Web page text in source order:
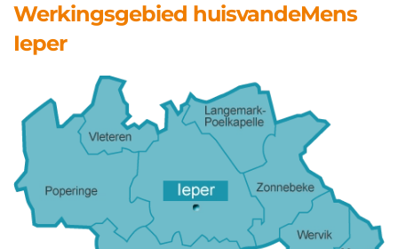
Werkingsgebied huisvandeMens
Ieper